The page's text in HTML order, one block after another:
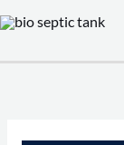
Skip
content